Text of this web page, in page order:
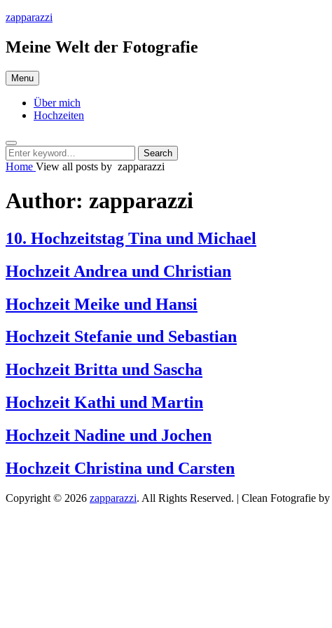
Skip
content
zapparazzi
Meine Welt der Fotografie
Menu
Über mich
Hochzeiten
Search
Search
for:
Search
Home View all posts by zapparazzi
Author: zapparazzi
10. Hochzeitstag Tina und Michael
Hochzeit Andrea und Christian
Hochzeit Meike und Hansi
Hochzeit Stefanie und Sebastian
Hochzeit Britta und Sascha
Hochzeit Kathi und Martin
Hochzeit Nadine und Jochen
Hochzeit Christina und Carsten
Copyright © 2026 zapparazzi. All Rights Reserved. | Clean Fotografie by